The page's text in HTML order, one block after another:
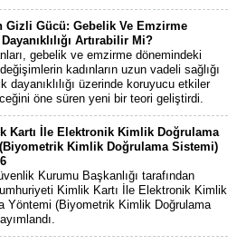
Gizli Gücü: Gebelik Ve Emzirme
Artırabilir Mi?
gebelik ve emzirme dönemindeki
kadınların uzun vadeli sağlığı
dayanıklılığı üzerinde koruyucu etkiler
öne süren yeni bir teori geliştirdi.
Kartı İle Elektronik Kimlik Doğrulama
Kimlik Doğrulama Sistemi)
Kurumu Başkanlığı tarafından
Kimlik Kartı İle Elektronik Kimlik
Yöntemi (Biyometrik Kimlik Doğrulama